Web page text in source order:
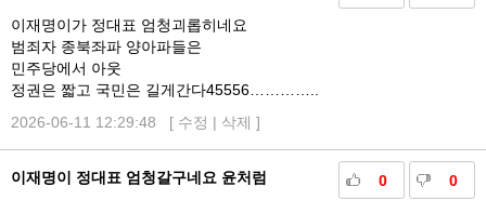
이재명이가 정대표 엄청괴롭히네요
범죄자 종북좌파 양아파들은
민주당에서 아웃
정권은 짧고 국민은 길게간다45556…………..
2026-06-11 12:29:48 [ 수정 | 삭제 ]
0 0
이재명이 정대표 엄청갈구네요 윤처럼